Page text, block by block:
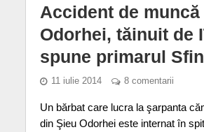
Accident de muncă
Odorhei, tăinuit de
spune primarul
11 iulie 2014 8 comentarii
Un bărbat care lucra la şarpanta
din Şieu Odorhei este internat în